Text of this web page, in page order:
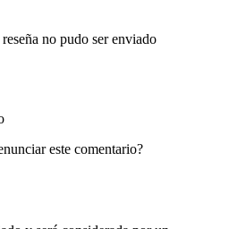
no pudo ser enviado
este comentario?